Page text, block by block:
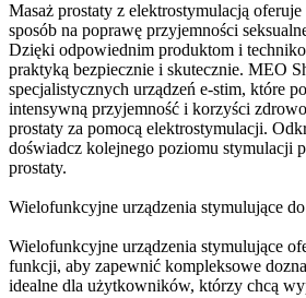
Masaż prostaty z elektrostymulacją
sposób na poprawę przyjemności
Dzięki odpowiednim produktom i
praktyką bezpiecznie i skutecznie. MEO
specjalistycznych urządzeń e-stim, które
intensywną przyjemność i korzyści
prostaty za pomocą elektrostymulacji.
doświadcz kolejnego poziomu stymulacji
prostaty.
Wielofunkcyjne urządzenia stymulujące
Wielofunkcyjne urządzenia stymulujące
funkcji, aby zapewnić kompleksowe
idealne dla użytkowników, którzy chcą